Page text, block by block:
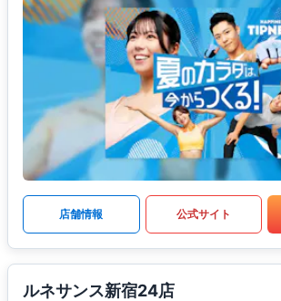
店舗情報 公式サイト
ルネサンス新宿24店